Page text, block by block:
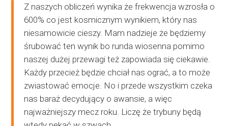
Z naszych obliczeń wynika że frekwencja wzrosła o
600% co jest kosmicznym wynikiem, który nas
niesamowicie cieszy. Mam nadzieje że będziemy
śrubować ten wynik bo runda wiosenna pomimo
naszej dużej przewagi też zapowiada się ciekawie.
Każdy przecież będzie chciał nas ograć, a to może
zwiastować emocje. No i przede wszystkim czeka
nas baraż decydujący o awansie, a więc
najważniejszy mecz roku. Liczę że trybuny będą